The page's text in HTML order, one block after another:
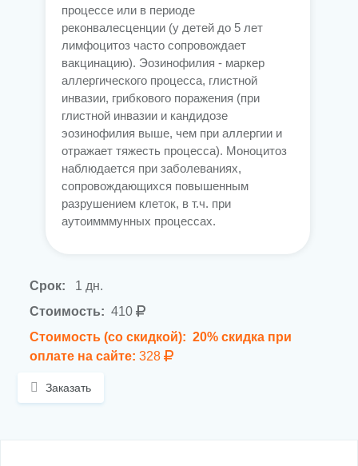
процессе или в периоде
реконвалесценции (у детей до 5 лет
лимфоцитоз часто сопровождает
вакцинацию). Эозинофилия - маркер
аллергического процесса, глистной
инвазии, грибкового поражения (при
глистной инвазии и кандидозе
эозинофилия выше, чем при аллергии и
отражает тяжесть процесса). Моноцитоз
наблюдается при заболеваниях,
сопровождающихся повышенным
разрушением клеток, в т.ч. при
аутоимммунных процессах.
Срок:
1 дн.
Стоимость: 410
Стоимость (со скидкой): 20% скидка при
оплате на сайте: 328
Заказать